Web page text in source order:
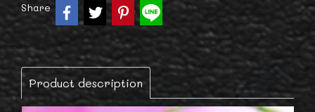
Share
Product description